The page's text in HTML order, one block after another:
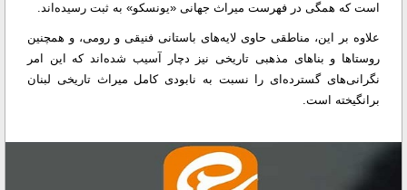
است که همگی در فهرست میراث جهانی «یونسکو» به ثبت رسیده‌اند.
علاوه بر این، مناطقی حاوی لایه‌های باستانی فنیقی و رومی، و همچنین
روستاها و بناهای مذهبی تاریخی نیز دچار آسیب شده‌اند که این امر
نگرانی‌های گسترده‌ای را نسبت به نابودی کامل میراث تاریخی لبنان
برانگیخته است.